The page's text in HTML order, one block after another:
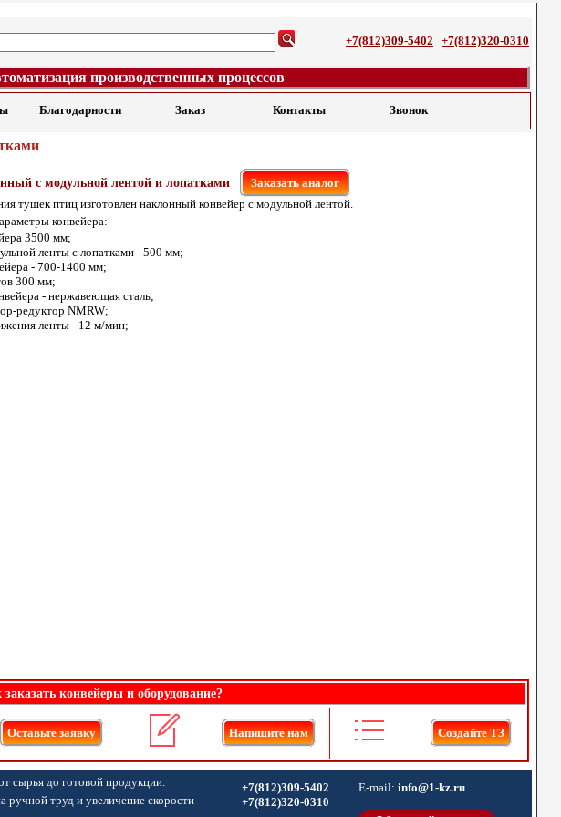
+7(812)309-5402 +7(812)320-0310
производственных процессов
Благодарности Заказ Контакты Звонок
с модульной лентой и лопатками Заказать аналог
тушек птиц изготовлен наклонный конвейер с модульной лентой.
конвейера:
3500 мм;
ленты с лопатками - 500 мм;
- 700-1400 мм;
300 мм;
- нержавеющая сталь;
редуктор NMRW;
ленты - 12 м/мин;
заказать конвейеры и оборудование?
Оставьте заявку Напишите нам Создайте ТЗ
сырья до готовой продукции.
ручной труд и увеличение скорости
+7(812)309-5402
+7(812)320-0310
E-mail: info@1-kz.ru